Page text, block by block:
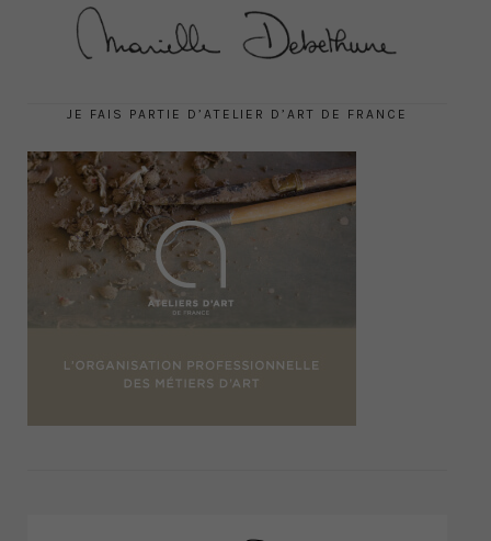
JE FAIS PARTIE D’ATELIER D’ART DE FRANCE